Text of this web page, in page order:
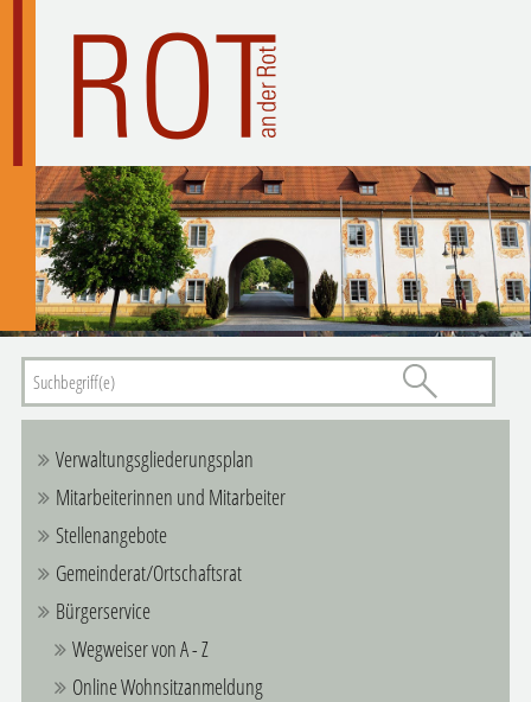
Verwaltungsgliederungsplan
Mitarbeiterinnen und Mitarbeiter
Stellenangebote
Gemeinderat/Ortschaftsrat
Bürgerservice
Wegweiser von A - Z
Online Wohnsitzanmeldung